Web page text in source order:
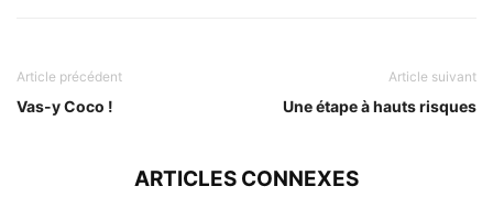
Article précédent
Vas-y Coco !
Article suivant
Une étape à hauts risques
ARTICLES CONNEXES